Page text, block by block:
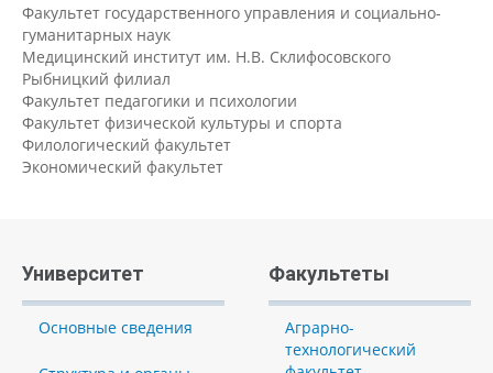
Факультет государственного управления и социально-
гуманитарных наук
Медицинский институт им. Н.В. Склифосовского
Рыбницкий филиал
Факультет педагогики и психологии
Факультет физической культуры и спорта
Филологический факультет
Экономический факультет
Университет
Основные сведения
Факультеты
Аграрно-
технологический